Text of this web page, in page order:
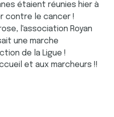
étaient réunies hier à
contre le cancer !
l'association Royan
une marche
de la Ligue !
et aux marcheurs !!